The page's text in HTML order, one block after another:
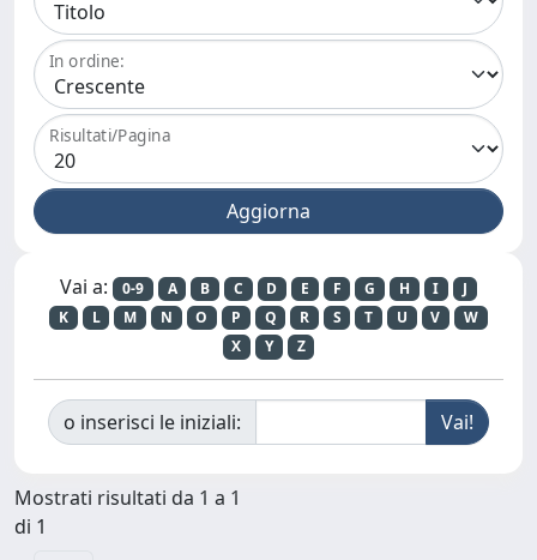
In ordine:
Risultati/Pagina
Vai a: 0-9 A B C D E F G H I
J
K
L M N O P Q R S T U V
W
X
Y Z
o inserisci le iniziali:
Mostrati risultati da 1 a 1
di 1